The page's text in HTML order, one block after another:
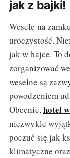
jak z bajki!
Wesele na
uroczystość.
jak w bajce. To
zorganizować
weselne są
powodzeniem
Obecnie,hotel
niezwykle
poczuć się jak
klimatyczne